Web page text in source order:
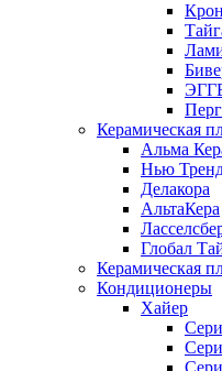
Керамическая
Альма
Нью
Делакора
АльтаКера
Глобал
Керамическая
Кондиционеры
Хайер